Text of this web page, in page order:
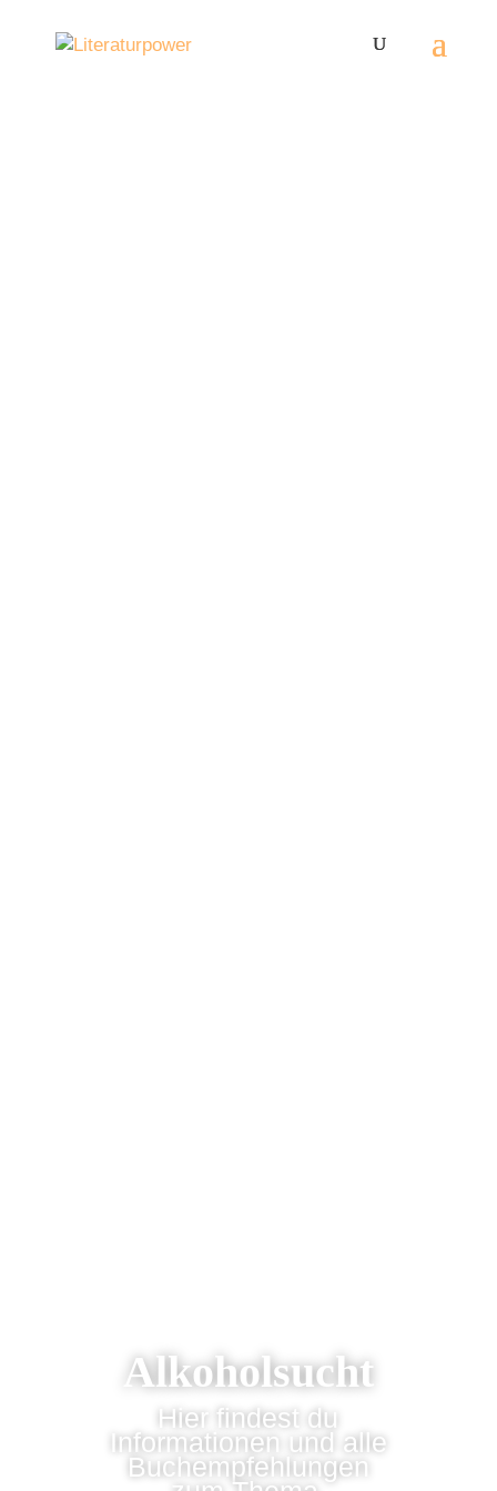
Alkoholsucht
Hier findest du
Informationen und alle
Buchempfehlungen